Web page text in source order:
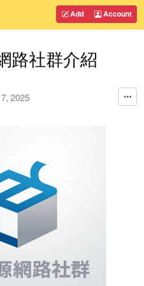
Add Account
路社群介紹
2025